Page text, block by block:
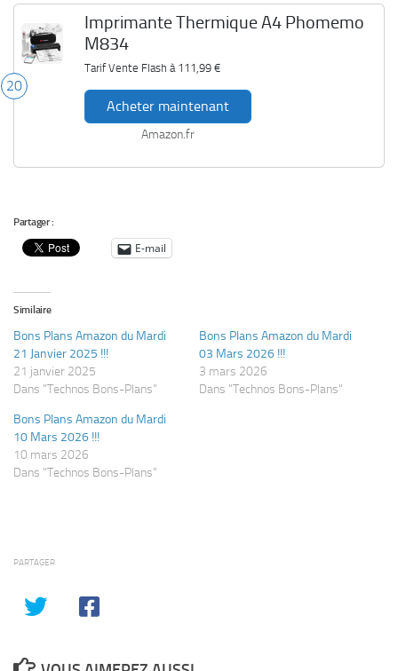
20
Imprimante Thermique A4 Phomemo
M834
Tarif Vente Flash à 111,99 €
Acheter maintenant
Amazon.fr
Partager :
E-mail
Similaire
Bons Plans Amazon du Mardi
21 Janvier 2025 !!!
21 janvier 2025
Dans "Technos Bons-Plans"
Bons Plans Amazon du Mardi
03 Mars 2026 !!!
3 mars 2026
Dans "Technos Bons-Plans"
Bons Plans Amazon du Mardi
10 Mars 2026 !!!
10 mars 2026
Dans "Technos Bons-Plans"
PARTAGER